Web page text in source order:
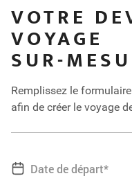
Gion, connu pour ses
Hotel The Kyoto.
Jour 11
Kyoto / Nara /
80 km
Fushimi-Inari, une
Route pour Nara, la
VOTRE
VOYAGE
SUR-
Remplissez le
afin de créer le voyage